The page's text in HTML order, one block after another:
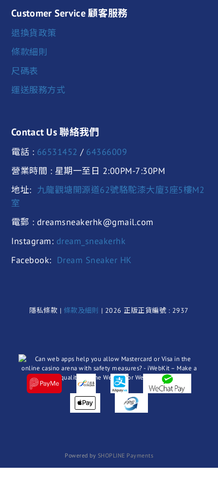
Customer Service 顧客服務
退換貨政策
條款細則
尺碼表
運送服務方式
Contact Us 聯絡我們
電話 : 66531452 / 64366009
營業時間 : 星期一至日 2:00PM-7:30PM
地址:
九龍觀塘開源道62號駱駝漆大廈3座5樓M2
室
電郵 : dreamsneakerhk@gmail.com
Instagram: dream_sneakerhk
Facebook: Dream Sneaker HK
隱私條款 | 條款及細則 | 2026 正版正貨編號 : 2937
Powered by SHOPLINE Payments